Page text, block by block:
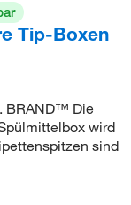
Tip-Boxen
BRAND™ Die
wird
sind